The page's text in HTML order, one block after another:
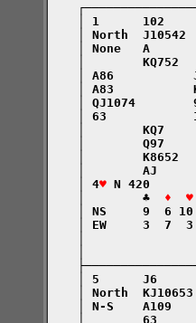
│ 1      102
│ North  J10542
│ None   A
│        KQ752
│ A86
│ A83
│ QJ1074
│ 63
│        KQ7
│        Q97
│        K8652
│        AJ
    │ 4
♥ N 420
    │        ♣
♦  ♥
│ NS     9  6
│ EW     3  7
│
│
│ 5      J6
│ North
│ N-S    A109
│        63